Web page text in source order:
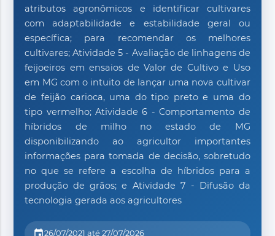
atributos agronômicos e identificar cultivares
com adaptabilidade e estabilidade geral ou
específica; para recomendar os melhores
cultivares; Atividade 5 - Avaliação de linhagens de
feijoeiros em ensaios de Valor de Cultivo e Uso
em MG com o intuito de lançar uma nova cultivar
de feijão carioca, uma do tipo preto e uma do
tipo vermelho; Atividade 6 - Comportamento de
híbridos de milho no estado de MG
disponibilizando ao agricultor importantes
informações para tomada de decisão, sobretudo
no que se refere a escolha de híbridos para a
produção de grãos; e Atividade 7 - Difusão da
tecnologia gerada aos agricultores
event26/07/2021 até 27/07/2026